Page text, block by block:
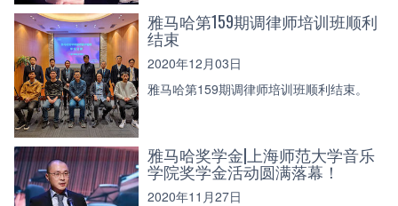
雅马哈第159期调律师培训班顺利
结束
2020年12月03日
雅马哈第159期调律师培训班顺利结束。
雅马哈奖学金|上海师范大学音乐
学院奖学金活动圆满落幕！
2020年11月27日